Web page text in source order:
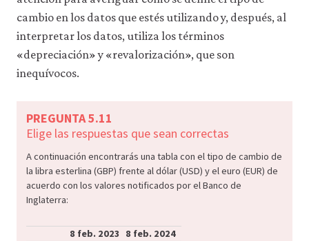
cambio en los datos que estés utilizando y, después, al
interpretar los datos, utiliza los términos
«depreciación» y «revalorización», que son
inequívocos.
PREGUNTA 5.11
Elige las respuestas que sean correctas
A continuación encontrarás una tabla con el tipo de cambio de
la libra esterlina (GBP) frente al dólar (USD) y el euro (EUR) de
acuerdo con los valores notificados por el Banco de
Inglaterra:
8 feb. 2023
8 feb. 2024